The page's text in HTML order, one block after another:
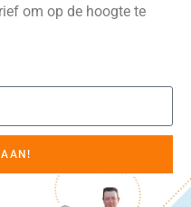
om op de hoogte te